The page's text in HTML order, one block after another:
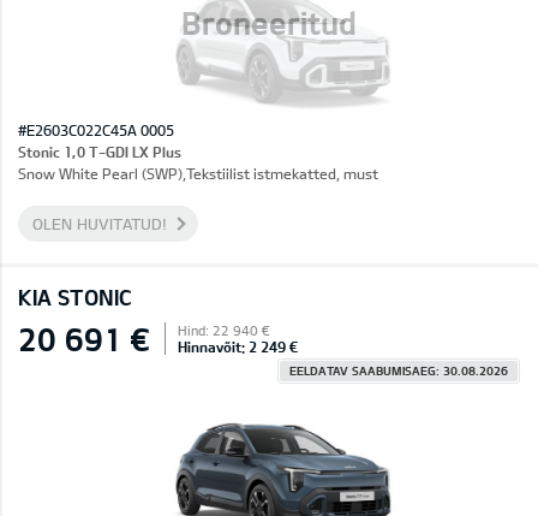
Broneeritud
#E2603C022C45A 0005
Stonic 1,0 T-GDI LX Plus
Snow White Pearl (SWP),Tekstiilist istmekatted, must
OLEN HUVITATUD!
KIA STONIC
20 691 € Hind: 22 940 €
Hinnavõit: 2 249 €
EELDATAV SAABUMISAEG: 30.08.2026